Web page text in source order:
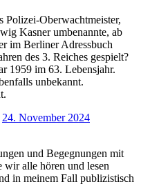
Polizei-Oberwachtmeister,
Kasner umbenannte, ab
im Berliner Adressbuch
des 3. Reiches gespielt?
1959 im 63. Lebensjahr.
unbekannt.
24. November 2024
und Begegnungen mit
alle hören und lesen
in meinem Fall publizistisch